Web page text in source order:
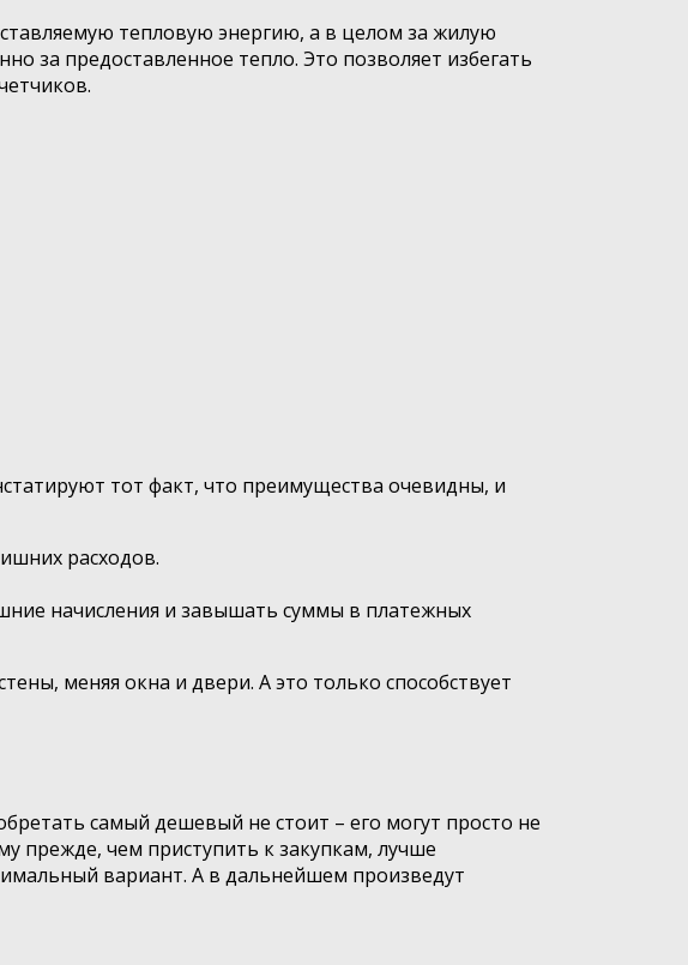
тепловую энергию, а в целом за жилую
за предоставленное тепло. Это позволяет избегать
тот факт, что преимущества очевидны, и
расходов.
начисления и завышать суммы в платежных
меняя окна и двери. А это только способствует
самый дешевый не стоит – его могут просто не
прежде, чем приступить к закупкам, лучше
вариант. А в дальнейшем произведут